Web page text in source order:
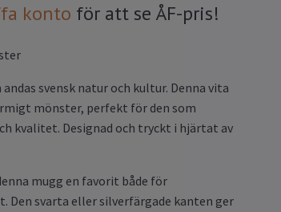
konto för att se ÅF-pris!
svensk natur och kultur. Denna vita
mönster, perfekt för den som
kvalitet. Designad och tryckt i hjärtat av
mugg en favorit både för
Den svarta eller silverfärgade kanten ger